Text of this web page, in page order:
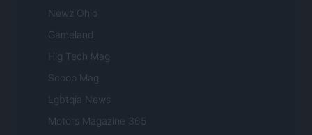
Newz Ohio
Gameland
Hig Tech Mag
Scoop Mag
Lgbtqia News
Motors Magazine 365